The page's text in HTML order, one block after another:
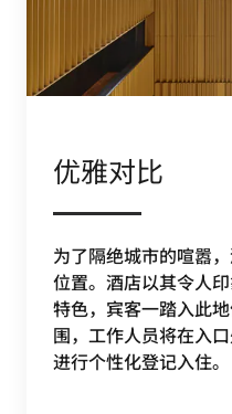
优雅对比
为了隔绝城市的喧嚣
位置。酒店以其令人
特色，宾客一踏入此
围，工作人员将在入
进行个性化登记入住。